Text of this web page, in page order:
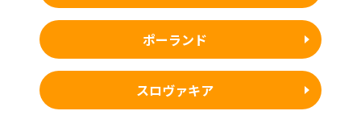
ポーランド
スロヴァキア